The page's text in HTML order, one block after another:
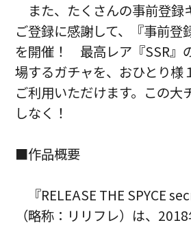
また、たくさんの事前登録
ご登録に感謝して、『事前登
を開催！ 最高レア『SSR』
場するガチャを、おひとり様
ご利用いただけます。この大
しなく！
■作品概要
『RELEASE THE SPYCE
（略称：リリフレ）は、